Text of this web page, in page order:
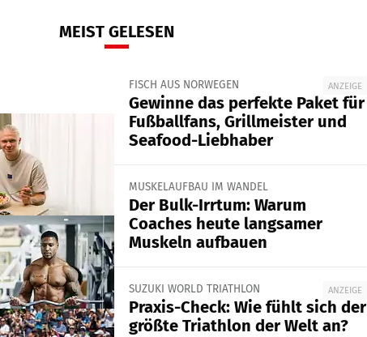
MEIST GELESEN
ANZEIGE
FISCH AUS NORWEGEN
Gewinne das perfekte Paket für
Fußballfans, Grillmeister und
Seafood-Liebhaber
MUSKELAUFBAU IM WANDEL
Der Bulk-Irrtum: Warum
Coaches heute langsamer
Muskeln aufbauen
ANZEIGE
SUZUKI WORLD TRIATHLON
Praxis-Check: Wie fühlt sich der
größte Triathlon der Welt an?